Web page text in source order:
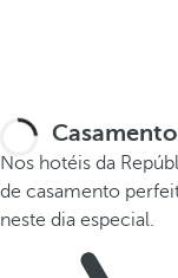
Nos hotéis da
de casamento
neste dia especial.